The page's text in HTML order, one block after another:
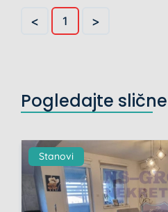
< 1 >
Pogledajte
Stanovi